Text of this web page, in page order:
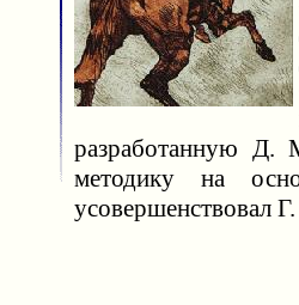
разработанную Д.
методику на
усовершенствовал